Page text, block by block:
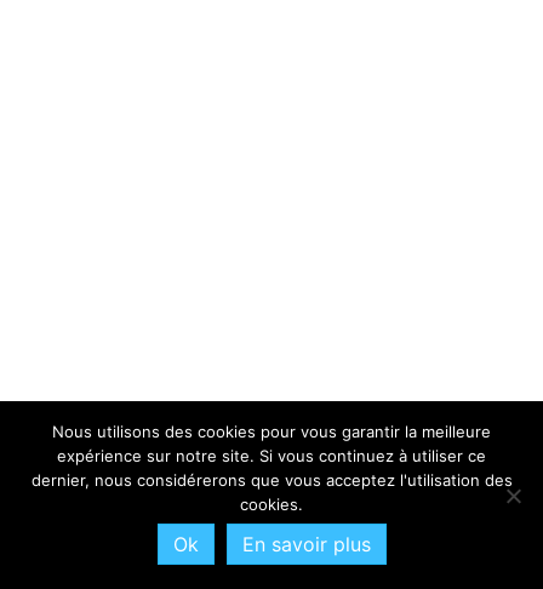
Nous utilisons des cookies pour vous garantir la meilleure
expérience sur notre site. Si vous continuez à utiliser ce
dernier, nous considérerons que vous acceptez l'utilisation des
cookies.
Ok En savoir plus